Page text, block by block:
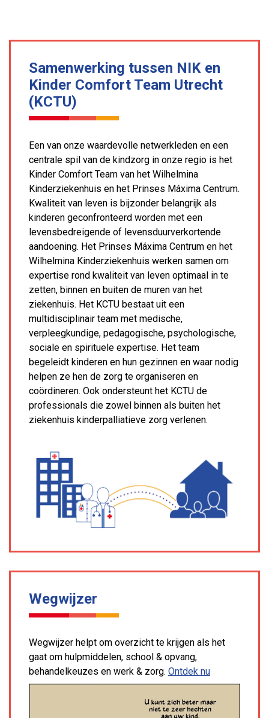
Samenwerking tussen NIK en
Kinder Comfort Team Utrecht
(KCTU)
Een van onze waardevolle netwerkleden en een
centrale spil van de kindzorg in onze regio is het
Kinder Comfort Team van het Wilhelmina
Kinderziekenhuis en het Prinses Máxima Centrum.
Kwaliteit van leven is bijzonder belangrijk als
kinderen geconfronteerd worden met een
levensbedreigende of levensduurverkortende
aandoening. Het Prinses Máxima Centrum en het
Wilhelmina Kinderziekenhuis werken samen om
expertise rond kwaliteit van leven optimaal in te
zetten, binnen en buiten de muren van het
ziekenhuis. Het KCTU bestaat uit een
multidisciplinair team met medische,
verpleegkundige, pedagogische, psychologische,
sociale en spirituele expertise. Het team
begeleidt kinderen en hun gezinnen en waar nodig
helpen ze hen de zorg te organiseren en
coördineren. Ook ondersteunt het KCTU de
professionals die zowel binnen als buiten het
ziekenhuis kinderpalliatieve zorg verlenen.
Wegwijzer
Wegwijzer helpt om overzicht te krijgen als het
gaat om hulpmiddelen, school & opvang,
behandelkeuzes en werk & zorg. Ontdek nu